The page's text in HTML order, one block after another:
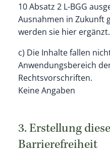
10 Absatz 2 L-BGG
Ausnahmen in Zukunft
werden sie hier ergänzt.
c) Die Inhalte fallen
Anwendungsbereich
Rechtsvorschriften.
Keine Angaben
3. Erstellung
Barrierefreiheit